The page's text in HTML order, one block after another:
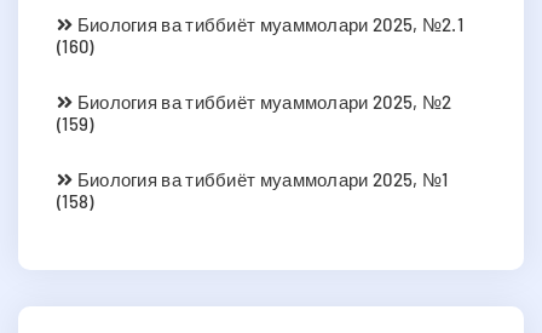
Биология ва тиббиёт муаммолари 2025, №2.1
(160)
Биология ва тиббиёт муаммолари 2025, №2
(159)
Биология ва тиббиёт муаммолари 2025, №1
(158)